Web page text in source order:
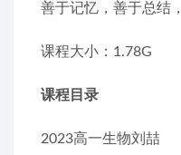
善于记忆，善于总结
课程大小：1.78G
课程目录
2023高一生物刘喆